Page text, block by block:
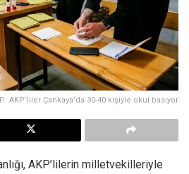
AKP’liler Çankaya’da 30-40 kişiyle okul basıyor
AKP’lilerin milletvekilleriyle